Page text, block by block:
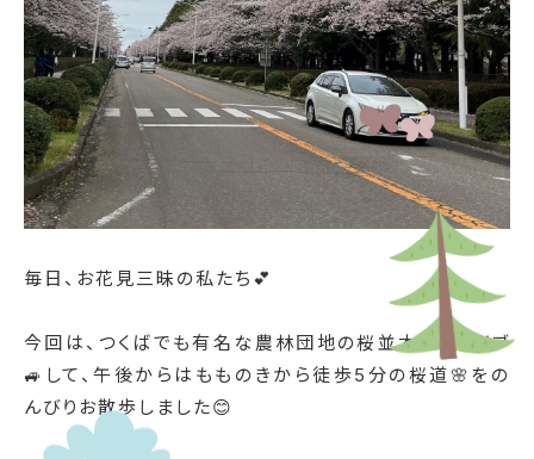
毎日、お花見三昧の私たち💕
今回は、つくばでも有名な農林団地の桜並木をドライブ
🚙して、午後からはもものきから徒歩5分の桜道🌸をの
んびりお散歩しました😊